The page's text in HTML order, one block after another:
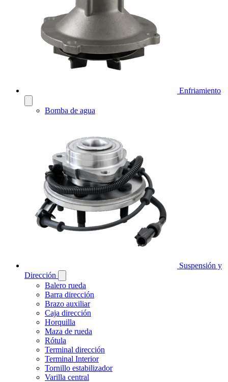
Enfriamiento
Bomba de agua
Suspensión y
Dirección
Balero rueda
Barra dirección
Brazo auxiliar
Caja dirección
Horquilla
Maza de rueda
Rótula
Terminal dirección
Terminal Interior
Tornillo estabilizador
Varilla central